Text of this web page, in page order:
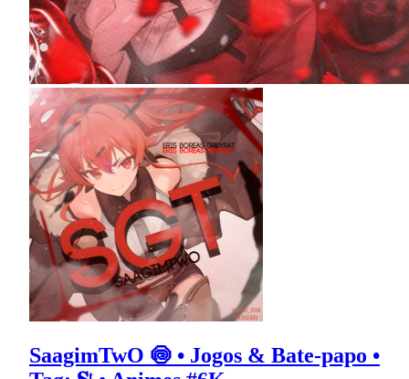
SaagimTwO 🍥 • Jogos & Bate-papo •